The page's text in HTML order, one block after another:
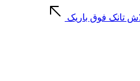
تانک فوق باریک